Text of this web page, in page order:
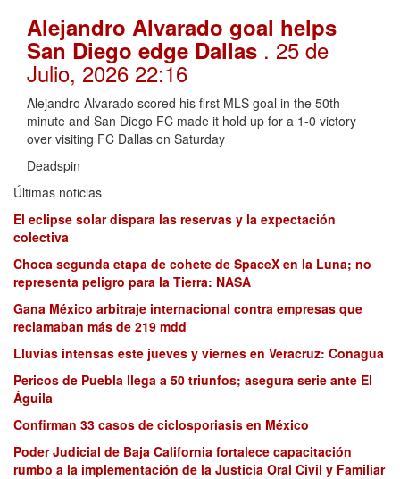
Alejandro Alvarado goal helps
San Diego edge Dallas . 25 de
Julio, 2026 22:16
Alejandro Alvarado scored his first MLS goal in the 50th
minute and San Diego FC made it hold up for a 1-0 victory
over visiting FC Dallas on Saturday
Deadspin
Últimas noticias
El eclipse solar dispara las reservas y la expectación
colectiva
Choca segunda etapa de cohete de SpaceX en la Luna; no
representa peligro para la Tierra: NASA
Gana México arbitraje internacional contra empresas que
reclamaban más de 219 mdd
Lluvias intensas este jueves y viernes en Veracruz: Conagua
Pericos de Puebla llega a 50 triunfos; asegura serie ante El
Águila
Confirman 33 casos de ciclosporiasis en México
Poder Judicial de Baja California fortalece capacitación
rumbo a la implementación de la Justicia Oral Civil y Familiar